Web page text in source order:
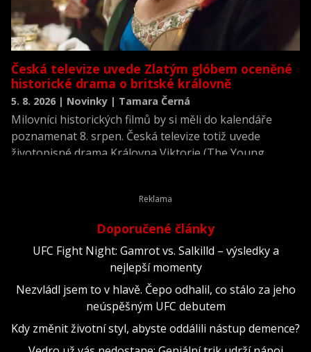
Česká televize uvede Zlatým glóbem oceněné
historické drama o britské královně
5. 8. 2026 | Novinky | Tamara Černá
Milovníci historických filmů by si měli do kalendáře
poznamenat 8. srpen. Česká televize totiž uvede
životopisné drama Královna Viktorie (The Young
Doporučené články
UFC Fight Night: Gamrot vs. Salkilld – výsledky a
nejlepší momenty
Nezvládl jsem to v hlavě. Čepo odhalil, co stálo za jeho
neúspěšným UFC debutem
Kdy změnit životní styl, abyste oddálili nástup demence?